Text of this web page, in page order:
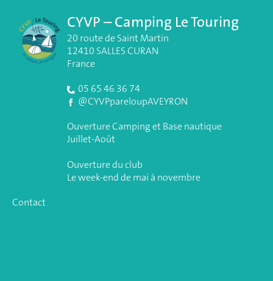
CYVP – Camping Le Touring
20 route de Saint Martin
12410 SALLES CURAN
France
05 65 46 36 74
@CYVPpareloupAVEYRON
Ouverture Camping et Base nautique
Juillet-Août
Ouverture du club
Le week-end de mai à novembre
Contact